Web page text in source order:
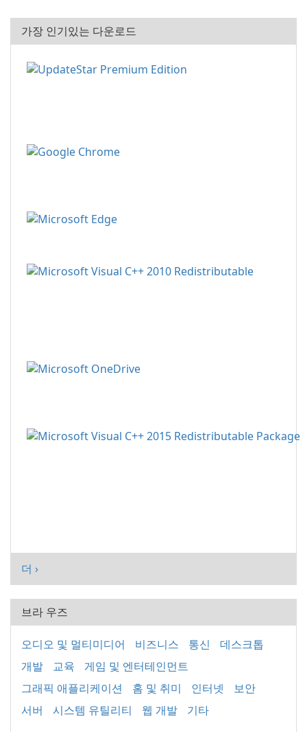
가장 인기있는 다운로드
더 ›
브라 우즈
오디오 및 멀티미디어 비즈니스 통신
데스크톱
개발
교육
게임 및 엔터테인먼트
그래픽 애플리케이션
홈 및 취미 인터넷
보안
서버
시스템 유틸리티 웹 개발 기타